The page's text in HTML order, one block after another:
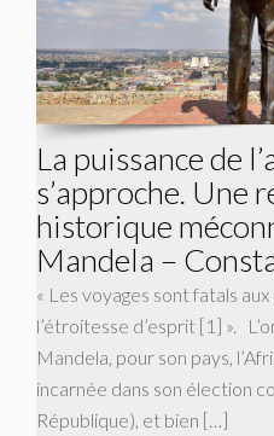
La puissance de
s’approche. Une
historique
Mandela –
« Les voyages sont fatals
l’étroitesse d’esprit [1] ».
Mandela, pour son pays,
incarnée dans son élection
République), et bien […]